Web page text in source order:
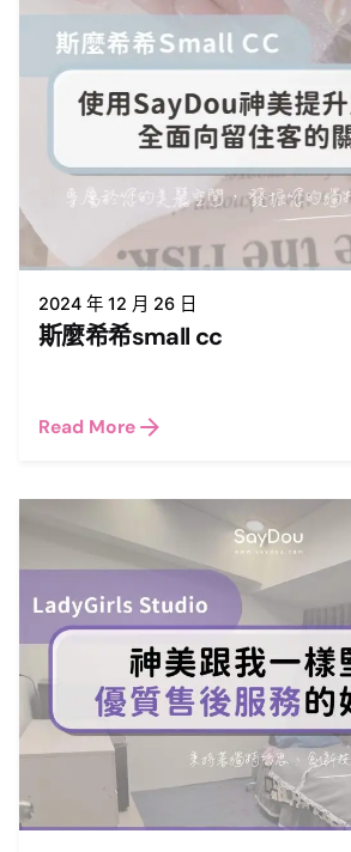
2024 年 12 月 26 日
斯麼希希small cc
Read More